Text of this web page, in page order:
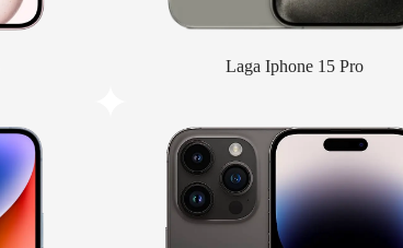
Laga Iphone 15 Pro